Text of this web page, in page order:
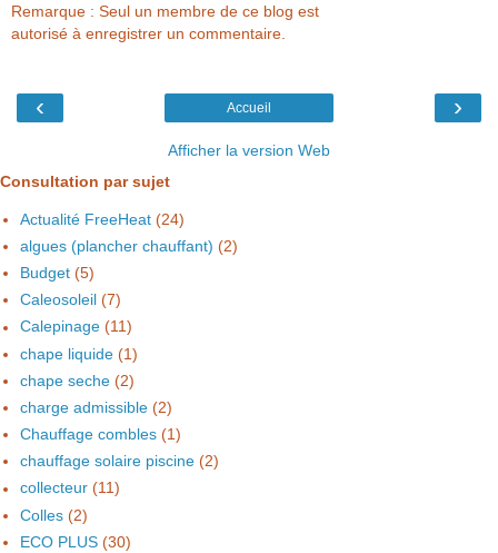
Remarque : Seul un membre de ce blog est
autorisé à enregistrer un commentaire.
‹ ›
Accueil
Afficher la version Web
Consultation par sujet
Actualité FreeHeat (24)
algues (plancher chauffant) (2)
Budget (5)
Caleosoleil (7)
Calepinage (11)
chape liquide (1)
chape seche (2)
charge admissible (2)
Chauffage combles (1)
chauffage solaire piscine (2)
collecteur (11)
Colles (2)
ECO PLUS (30)